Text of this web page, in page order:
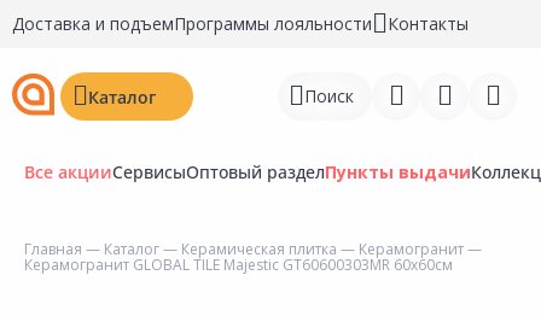
Доставка и подъемПрограммы лояльности Контакты
Каталог Поиск
Войти
Все акцииСервисыОптовый разделПункты выдачи
Главная — Каталог— Керамическая плитка — Керамогранит—
Керамогранит GLOBAL TILE Majestic GT60600303MR 60х60см